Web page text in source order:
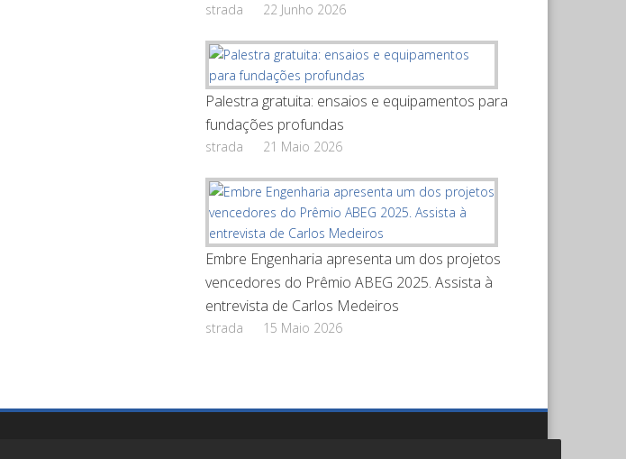
strada 22 Junho 2026
Palestra gratuita: ensaios e equipamentos para
fundações profundas
strada 21 Maio 2026
Embre Engenharia apresenta um dos projetos
vencedores do Prêmio ABEG 2025. Assista à
entrevista de Carlos Medeiros
strada 15 Maio 2026